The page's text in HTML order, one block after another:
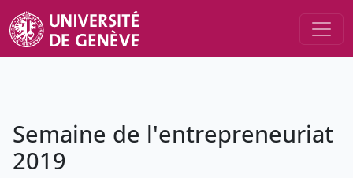
Semaine de l'entrepreneuriat
2019